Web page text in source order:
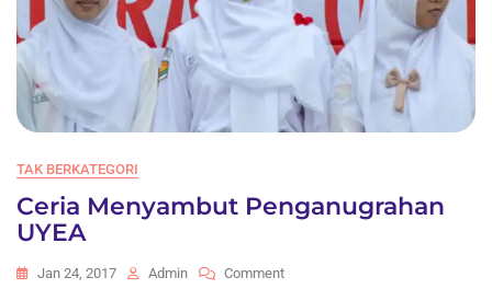
TAK BERKATEGORI
Ceria Menyambut Penganugrahan
UYEA
Jan 24, 2017 Admin CommentOn